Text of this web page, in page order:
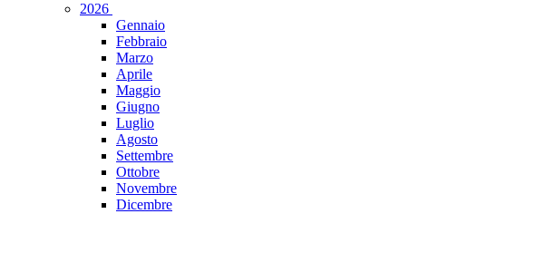
2026
Gennaio
Febbraio
Marzo
Aprile
Maggio
Giugno
Luglio
Agosto
Settembre
Ottobre
Novembre
Dicembre